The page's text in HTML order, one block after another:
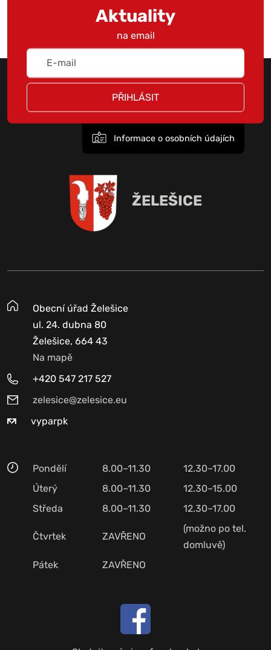
Aktuality
na email
PŘIHLÁSIT
Informace o osobních údajích
ŽELEŠICE
Obecní úřad Želešice
ul. 24. dubna 80
Želešice, 664 43
Na mapě
+420 547 217 527
zelesice@zelesice.eu
vyparpk
Pondělí 8.00–11.30
12.30–17.00
Úterý
8.00–11.30
12.30–15.00
Středa
8.00–11.30 12.30–17.00
Čtvrtek ZAVŘENO
(možno po tel.
domluvě)
Pátek
ZAVŘENO